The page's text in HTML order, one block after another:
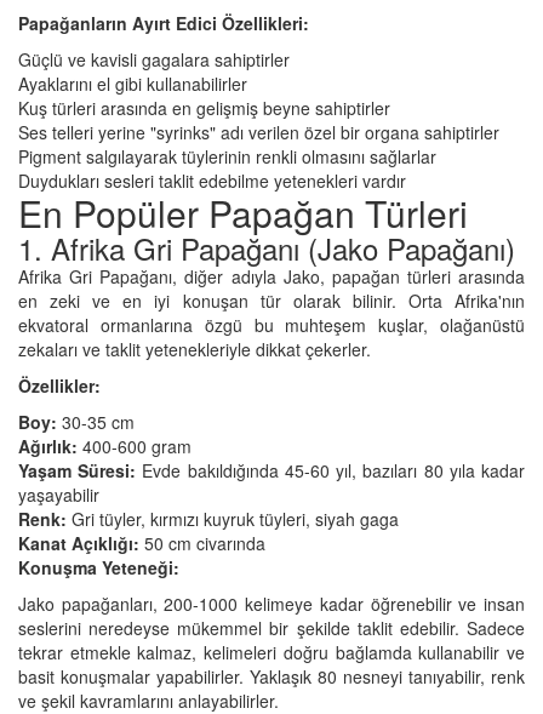
Papağanların Ayırt Edici Özellikleri:
Güçlü ve kavisli gagalara sahiptirler
Ayaklarını el gibi kullanabilirler
Kuş türleri arasında en gelişmiş beyne sahiptirler
Ses telleri yerine "syrinks" adı verilen özel bir organa sahiptirler
Pigment salgılayarak tüylerinin renkli olmasını sağlarlar
Duydukları sesleri taklit edebilme yetenekleri vardır
En Popüler Papağan Türleri
1. Afrika Gri Papağanı (Jako Papağanı)
Afrika Gri Papağanı, diğer adıyla Jako, papağan türleri arasında
en zeki ve en iyi konuşan tür olarak bilinir. Orta Afrika'nın
ekvatoral ormanlarına özgü bu muhteşem kuşlar, olağanüstü
zekaları ve taklit yetenekleriyle dikkat çekerler.
Özellikler:
Boy: 30-35 cm
Ağırlık: 400-600 gram
Yaşam Süresi: Evde bakıldığında 45-60 yıl, bazıları 80 yıla kadar
yaşayabilir
Renk: Gri tüyler, kırmızı kuyruk tüyleri, siyah gaga
Kanat Açıklığı: 50 cm civarında
Konuşma Yeteneği:
Jako papağanları, 200-1000 kelimeye kadar öğrenebilir ve insan
seslerini neredeyse mükemmel bir şekilde taklit edebilir. Sadece
tekrar etmekle kalmaz, kelimeleri doğru bağlamda kullanabilir ve
basit konuşmalar yapabilirler. Yaklaşık 80 nesneyi tanıyabilir, renk
ve şekil kavramlarını anlayabilirler.